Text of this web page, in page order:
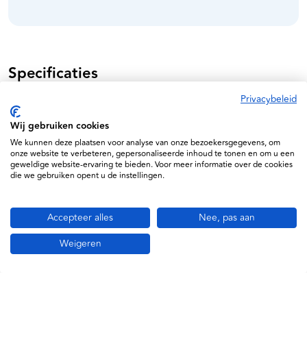
Specificaties
2857
Privacybeleid
Wij gebruiken cookies
We kunnen deze plaatsen voor analyse van onze bezoekersgegevens, om
onze website te verbeteren, gepersonaliseerde inhoud te tonen en om u een
geweldige website-ervaring te bieden. Voor meer informatie over de cookies
die we gebruiken opent u de instellingen.
Accepteer alles
Nee, pas aan
Weigeren